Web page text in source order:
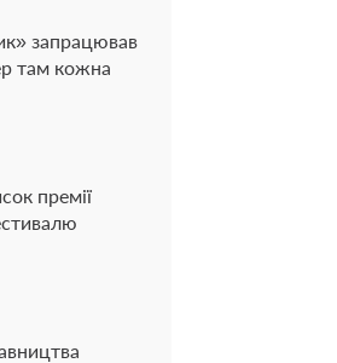
запрацював
там кожна
премії